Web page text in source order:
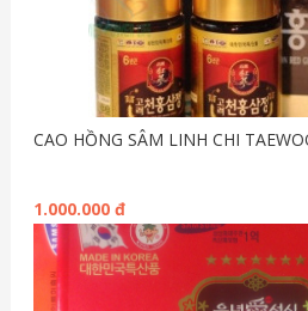
CAO HỒNG SÂM LINH CHI
1.000.000 đ